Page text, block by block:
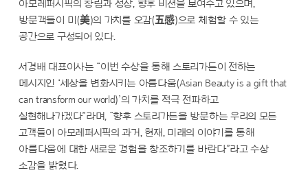
아모레퍼시픽의 창립과 성장, 향후 비젼을 보여주고 있으며,
방문객들이 미(美)의 가치를 오감(五感)으로 체험할 수 있는
공간으로 구성되어 있다.
서경배 대표이사는 “이번 수상을 통해 스토리가든이 전하는
메시지인 ‘세상을 변화시키는 아름다움(Asian Beauty is a gift that
can transform our world)’의 가치를 적극 전파하고
실현해나가겠다”라며, “향후 스토리가든을 방문하는 우리의 모든
고객들이 아모레퍼시픽의 과거, 현재, 미래의 이야기를 통해
아름다움에 대한 새로운 경험을 창조하기를 바란다”라고 수상
소감을 밝혔다.